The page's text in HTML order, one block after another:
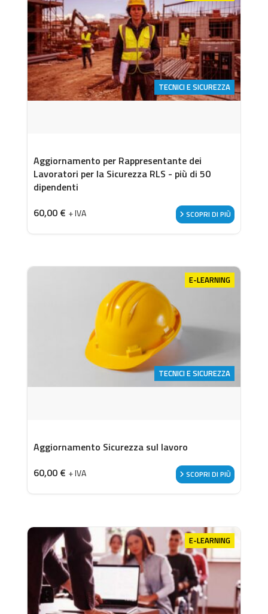
TECNICI E SICUREZZA
Aggiornamento per Rappresentante dei
Lavoratori per la Sicurezza RLS - più di 50
dipendenti
60,00 € + IVA SCOPRI DI PIÙ
E-LEARNING
TECNICI E SICUREZZA
Aggiornamento Sicurezza sul lavoro
60,00 € + IVA SCOPRI DI PIÙ
E-LEARNING